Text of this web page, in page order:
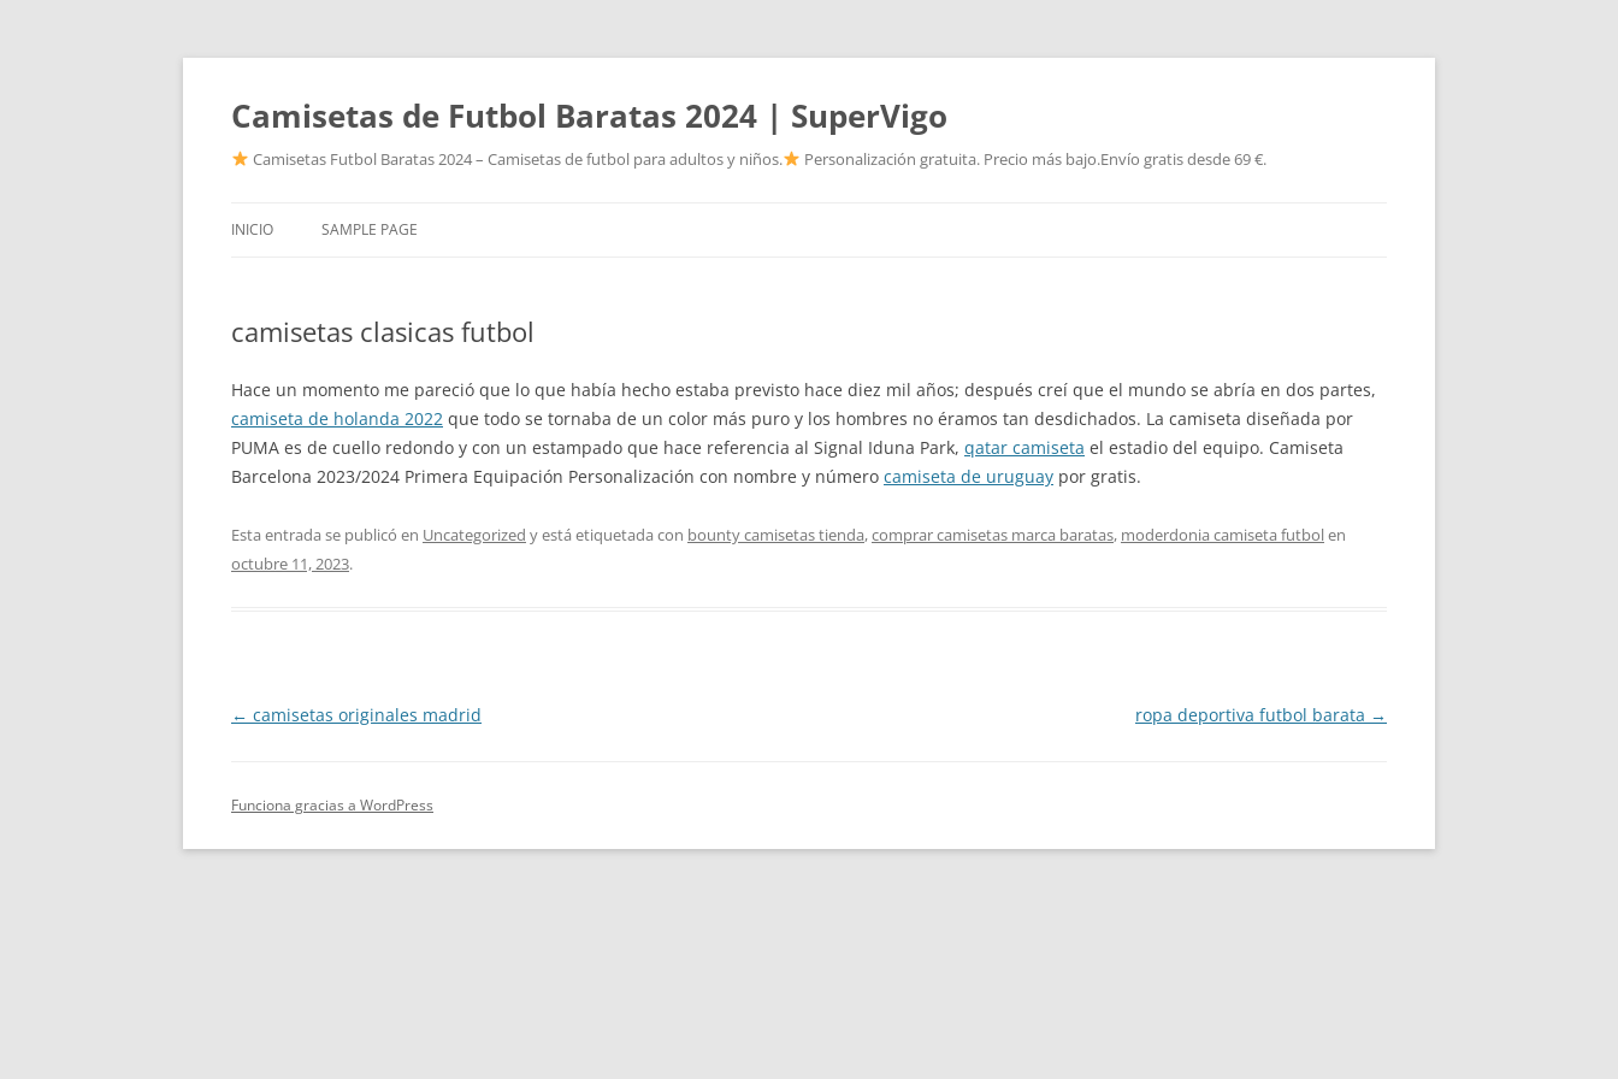
Camisetas de Futbol Baratas 2024 | SuperVigo
Camisetas Futbol Baratas 2024 – Camisetas de futbol para adultos y niños. Personalización gratuita. Precio más bajo.Envío gratis desde 69 €.
INICIO SAMPLE PAGE
camisetas clasicas futbol
Hace un momento me pareció que lo que había hecho estaba previsto hace diez mil años; después creí que el mundo se abría en dos partes,
camiseta de holanda 2022 que todo se tornaba de un color más puro y los hombres no éramos tan desdichados. La camiseta diseñada por
PUMA es de cuello redondo y con un estampado que hace referencia al Signal Iduna Park, qatar camiseta el estadio del equipo. Camiseta
Barcelona 2023/2024 Primera Equipación Personalización con nombre y número camiseta de uruguay por gratis.
Esta entrada se publicó en Uncategorized y está etiquetada con bounty camisetas tienda,comprar camisetas marca baratas, moderdonia camiseta futbolen
octubre 11, 2023.
Navegación
← camisetas originales madrid ropa deportiva futbol barata →
Funciona gracias a WordPress